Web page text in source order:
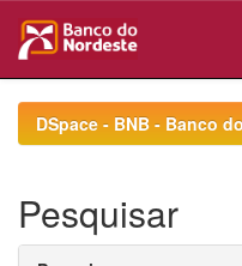
navigationDSpace - BNB - Banco
Pesquisar